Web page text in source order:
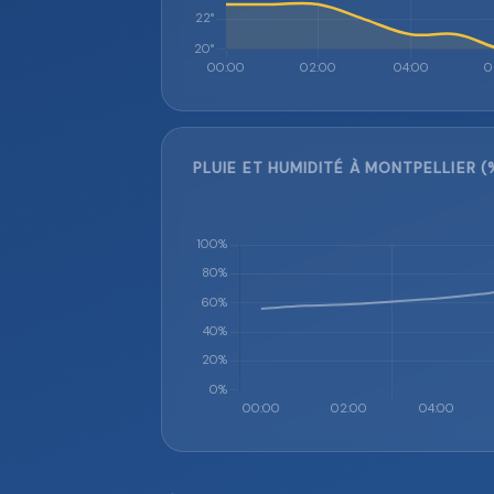
PLUIE ET HUMIDITÉ À MONTPELLIER